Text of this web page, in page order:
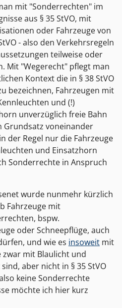
mit "Sonderrechten" im
aus § 35 StVO, mit
oder Fahrzeuge von
- also den Verkehrsregeln
teilweise oder
Mit "Wegerecht" pflegt man
Kontext die in § 38 StVO
bezeichnen, Fahrzeugen mit
und (!)
unverzüglich freie Bahn
Grundsatz voneinander
der Regel nur die Fahrzeuge
und Einsatzhorn
Sonderrechte in Anspruch
wurde nunmehr kürzlich
Fahrzeuge mit
bspw.
oder Schneepflüge, auch
und wie es insoweit mit
zwar mit Blaulicht und
aber nicht in § 35 StVO
keine Sonderrechte
möchte ich hier kurz